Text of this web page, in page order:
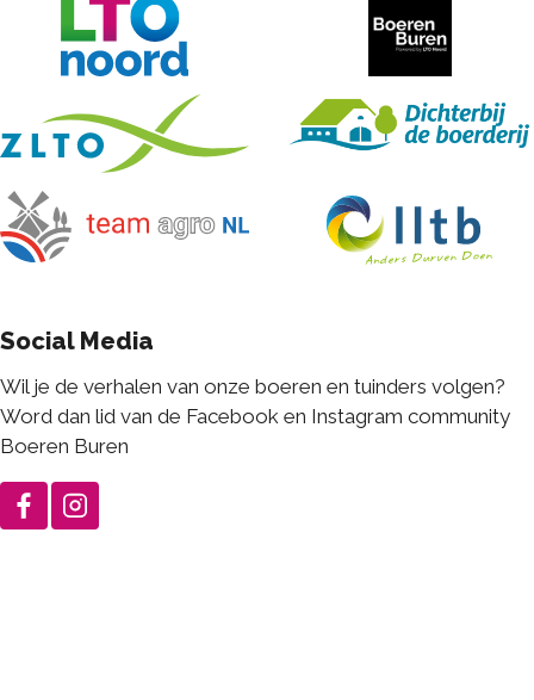
Social Media
Wil je de verhalen van onze boeren en tuinders volgen?
Word dan lid van de Facebook en Instagram community
Boeren Buren